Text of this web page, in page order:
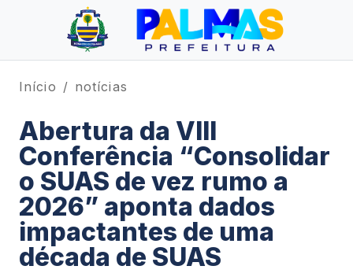
Início notícias
Abertura da VIII
Conferência “Consolidar
o SUAS de vez rumo a
2026” aponta dados
impactantes de uma
década de SUAS